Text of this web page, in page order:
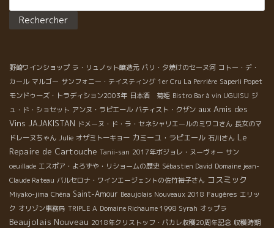
野崎ワインショップ ラ・リュノット醸造元 パリ・夕焼けのセーヌ河 コトー・デ・
カール マルゴー サンフォニー・テイスティング 1er Cru La Perrière Saperli Popet
モンドゥーズ・トラディション2003年 日本酒 菊姫 Bistro Bar à vin UGUISU ジ
ュ・ド・ショセット アンヌ・ラピエール バティスト・クザン aux Amis des
Vins JAJAKISTAN ドメーヌ・ド・ラ・セネシャリエールのミワコさん 長女のマ
ドレーヌちゃん Julie オザミトーキョー カミーユ・ラピエール 石川さん Le
Repaire de Cartouche Tanii-san 2017年ボジョレ・ヌーヴォー サン
oeuillade エスポア・よろずや・リショームの歴史 Sébastien David Domaine jean-
Claude Rateau バルセロナ・ワインエージェントの佐竹裕子さん コスミック
Miyako-jima Chéna Saint-Amour Beaujolais Nouveaux 2018 Faugères エリッ
ク オリゾン事務局 TRIPLE A Domaine Richaume 1998 Syrah オップラ
Beaujolais Nouveau 2018年クリストッフ・パカレ収穫20周年記念 収穫時期